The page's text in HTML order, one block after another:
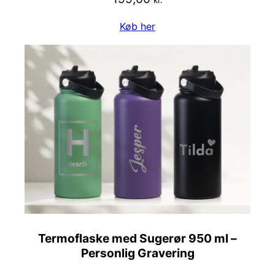
Køb her
Termoflaske med Sugerør 950 ml –
Personlig Gravering